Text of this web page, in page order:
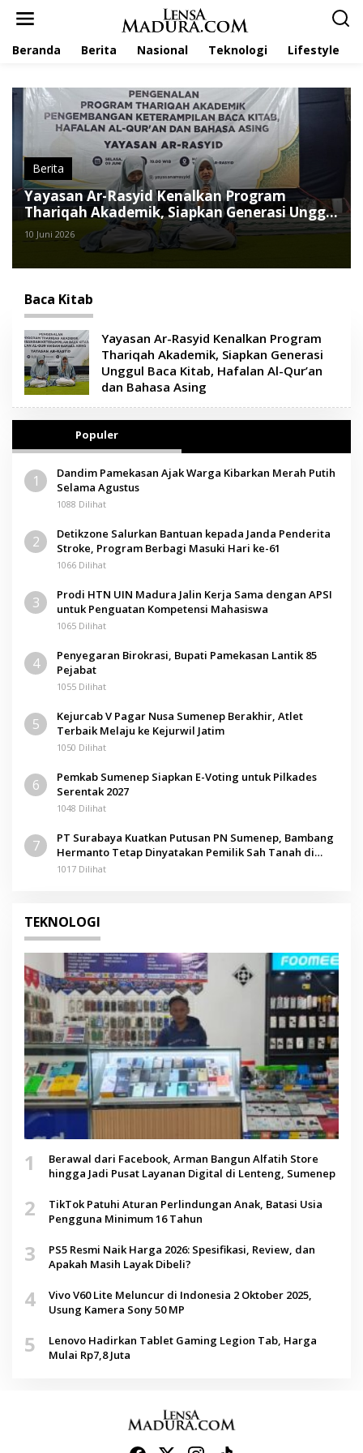
Beranda Berita Nasional Teknologi Lifestyle
Berita
Yayasan Ar-Rasyid Kenalkan Program
Thariqah Akademik, Siapkan Generasi Unggul
Baca Kitab, Hafalan Al-Qur’an dan Bahasa
Asing
10 Juni 2026
Baca Kitab
Yayasan Ar-Rasyid Kenalkan Program
Thariqah Akademik, Siapkan Generasi
Unggul Baca Kitab, Hafalan Al-Qur’an
dan Bahasa Asing
Populer
1
Dandim Pamekasan Ajak Warga Kibarkan Merah Putih
Selama Agustus
1088 Dilihat
2
Detikzone Salurkan Bantuan kepada Janda Penderita
Stroke, Program Berbagi Masuki Hari ke-61
1066 Dilihat
3
Prodi HTN UIN Madura Jalin Kerja Sama dengan APSI
untuk Penguatan Kompetensi Mahasiswa
1065 Dilihat
4
Penyegaran Birokrasi, Bupati Pamekasan Lantik 85
Pejabat
1055 Dilihat
5
Kejurcab V Pagar Nusa Sumenep Berakhir, Atlet
Terbaik Melaju ke Kejurwil Jatim
1050 Dilihat
6
Pemkab Sumenep Siapkan E-Voting untuk Pilkades
Serentak 2027
1048 Dilihat
7
PT Surabaya Kuatkan Putusan PN Sumenep, Bambang
Hermanto Tetap Dinyatakan Pemilik Sah Tanah di
Pamolokan
1017 Dilihat
TEKNOLOGI
1
Berawal dari Facebook, Arman Bangun Alfatih Store
hingga Jadi Pusat Layanan Digital di Lenteng, Sumenep
2
TikTok Patuhi Aturan Perlindungan Anak, Batasi Usia
Pengguna Minimum 16 Tahun
3
PS5 Resmi Naik Harga 2026: Spesifikasi, Review, dan
Apakah Masih Layak Dibeli?
4
Vivo V60 Lite Meluncur di Indonesia 2 Oktober 2025,
Usung Kamera Sony 50 MP
5
Lenovo Hadirkan Tablet Gaming Legion Tab, Harga
Mulai Rp7,8 Juta